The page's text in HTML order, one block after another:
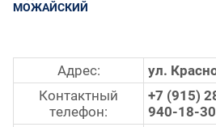
МОЖАЙСКИЙ
Адрес:
ул.
Контактный
телефон:
+7 (915)
940-18-30